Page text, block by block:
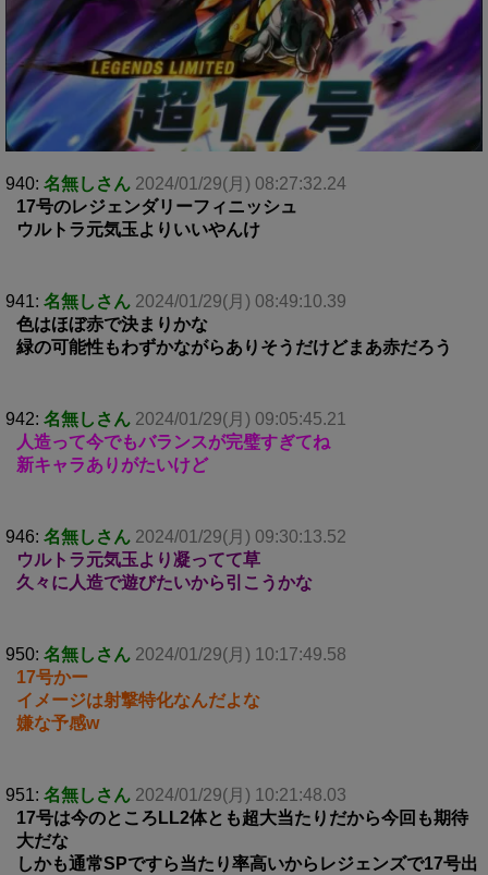
940: 名無しさん 2024/01/29(月) 08:27:32.24
17号のレジェンダリーフィニッシュ
ウルトラ元気玉よりいいやんけ
941: 名無しさん 2024/01/29(月) 08:49:10.39
色はほぼ赤で決まりかな
緑の可能性もわずかながらありそうだけどまあ赤だろう
942: 名無しさん 2024/01/29(月) 09:05:45.21
人造って今でもバランスが完璧すぎてね
新キャラありがたいけど
946: 名無しさん 2024/01/29(月) 09:30:13.52
ウルトラ元気玉より凝ってて草
久々に人造で遊びたいから引こうかな
950: 名無しさん 2024/01/29(月) 10:17:49.58
17号かー
イメージは射撃特化なんだよな
嫌な予感w
951: 名無しさん 2024/01/29(月) 10:21:48.03
17号は今のところLL2体とも超大当たりだから今回も期待
大だな
しかも通常SPですら当たり率高いからレジェンズで17号出